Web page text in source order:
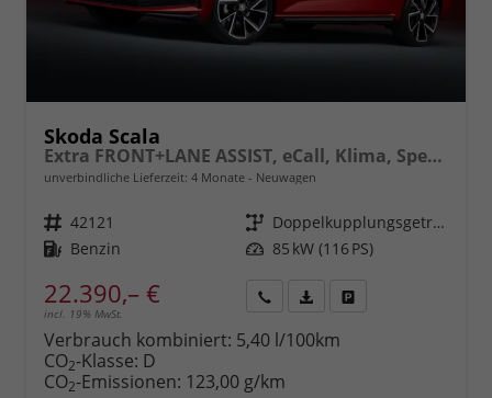
Skoda Scala
Extra FRONT+LANE ASSIST, eCall, Klima, Speedlimiter, Parksensoren hinten, ISOFIX, Full LED vorn, uvm.
unverbindliche Lieferzeit: 4 Monate Neuwagen
Fahrzeugnr. 42121 Getriebe
Doppelkupplungsgetriebe (DSG)
Kraftstoff Benzin Leistung 85 kW (116 PS)
22.390,– €
incl. 19% MwSt.
anfordern
Datei,
Verbrauch kombiniert: 5,40 l/100km
CO2-Klasse: D
CO2-Emissionen: 123,00 g/km